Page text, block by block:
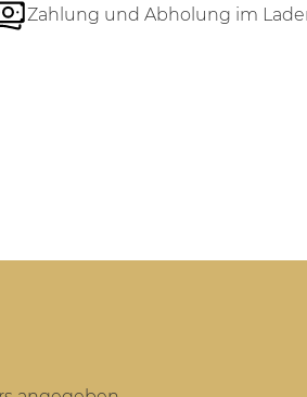
Zahlung und Abholung im